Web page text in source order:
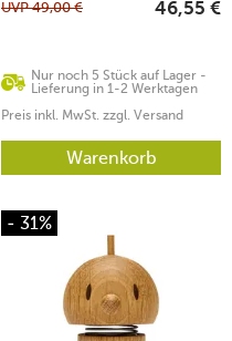
Nur noch 5 Stück auf Lager -
Lieferung in 1-2 Werktagen
UVP49,00 € 46,55 €
Preis inkl. MwSt. zzgl. Versand
Warenkorb
- 31%